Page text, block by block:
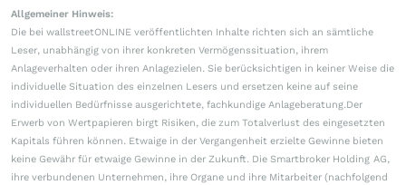
Allgemeiner Hinweis:
Die bei wallstreetONLINE veröffentlichten Inhalte richten sich an sämtliche
Leser, unabhängig von ihrer konkreten Vermögenssituation, ihrem
Anlageverhalten oder ihren Anlagezielen. Sie berücksichtigen in keiner Weise die
individuelle Situation des einzelnen Lesers und ersetzen keine auf seine
individuellen Bedürfnisse ausgerichtete, fachkundige Anlageberatung.Der
Erwerb von Wertpapieren birgt Risiken, die zum Totalverlust des eingesetzten
Kapitals führen können. Etwaige in der Vergangenheit erzielte Gewinne bieten
keine Gewähr für etwaige Gewinne in der Zukunft. Die Smartbroker Holding AG,
ihre verbundenen Unternehmen, ihre Organe und ihre Mitarbeiter (nachfolgend